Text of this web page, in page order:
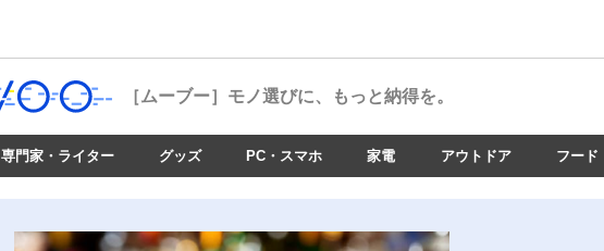
［ムーブー］ モノ選びに、もっと納得を。
専門家・ライター グッズ PC・スマホ 家電 アウトドア フード